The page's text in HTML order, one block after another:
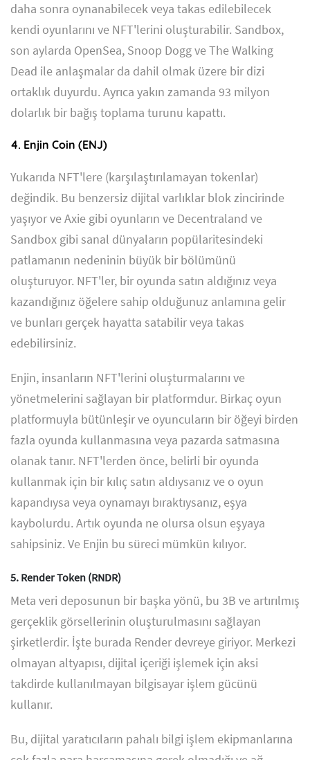
daha sonra oynanabilecek veya takas edilebilecek
kendi oyunlarını ve NFT'lerini oluşturabilir. Sandbox,
son aylarda OpenSea, Snoop Dogg ve The Walking
Dead ile anlaşmalar da dahil olmak üzere bir dizi
ortaklık duyurdu. Ayrıca yakın zamanda 93 milyon
dolarlık bir bağış toplama turunu kapattı.
4. Enjin Coin (ENJ)
Yukarıda NFT'lere (karşılaştırılamayan tokenlar)
değindik. Bu benzersiz dijital varlıklar blok zincirinde
yaşıyor ve Axie gibi oyunların ve Decentraland ve
Sandbox gibi sanal dünyaların popülaritesindeki
patlamanın nedeninin büyük bir bölümünü
oluşturuyor. NFT'ler, bir oyunda satın aldığınız veya
kazandığınız öğelere sahip olduğunuz anlamına gelir
ve bunları gerçek hayatta satabilir veya takas
edebilirsiniz.
Enjin, insanların NFT'lerini oluşturmalarını ve
yönetmelerini sağlayan bir platformdur. Birkaç oyun
platformuyla bütünleşir ve oyuncuların bir öğeyi birden
fazla oyunda kullanmasına veya pazarda satmasına
olanak tanır. NFT'lerden önce, belirli bir oyunda
kullanmak için bir kılıç satın aldıysanız ve o oyun
kapandıysa veya oynamayı bıraktıysanız, eşya
kaybolurdu. Artık oyunda ne olursa olsun eşyaya
sahipsiniz. Ve Enjin bu süreci mümkün kılıyor.
5. Render Token (RNDR)
Meta veri deposunun bir başka yönü, bu 3B ve artırılmış
gerçeklik görsellerinin oluşturulmasını sağlayan
şirketlerdir. İşte burada Render devreye giriyor. Merkezi
olmayan altyapısı, dijital içeriği işlemek için aksi
takdirde kullanılmayan bilgisayar işlem gücünü
kullanır.
Bu, dijital yaratıcıların pahalı bilgi işlem ekipmanlarına